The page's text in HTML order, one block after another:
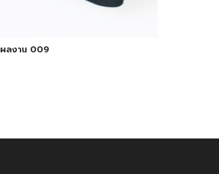
ผลงาน 009